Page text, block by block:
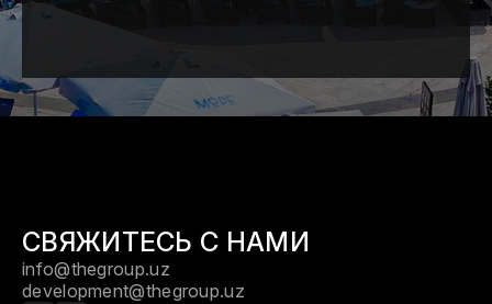
СВЯЖИТЕСЬ С НАМИ
info@thegroup.uz
development@thegroup.uz